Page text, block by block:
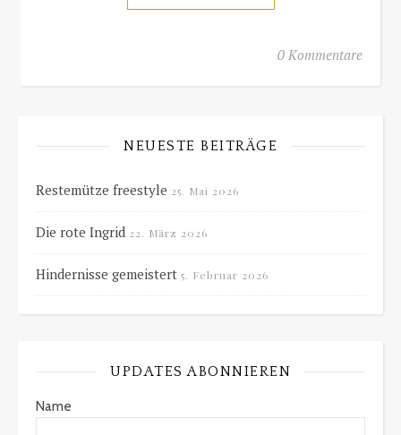
0 Kommentare
NEUESTE BEITRÄGE
Restemütze freestyle 25. Mai 2026
Die rote Ingrid 22. März 2026
Hindernisse gemeistert 5. Februar 2026
UPDATES ABONNIEREN
Name